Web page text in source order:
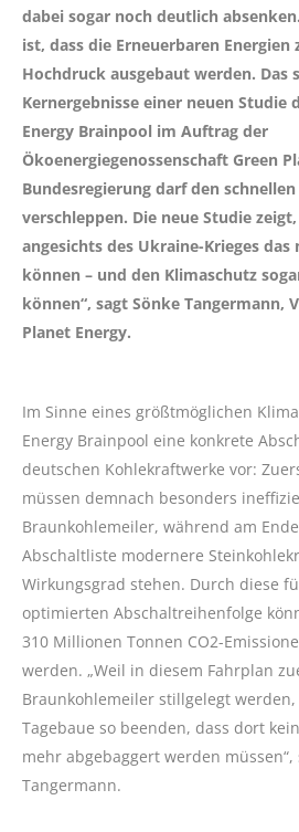
dabei sogar noch deutlich
ist, dass die Erneuerbaren Energien
Hochdruck ausgebaut werden. Das
Kernergebnisse einer neuen Studie
Energy Brainpool im Auftrag der
Ökoenergiegenossenschaft Green
Bundesregierung darf den
verschleppen. Die neue Studie
angesichts des Ukraine-Krieges
können – und den Klimaschutz
können“, sagt Sönke Tangermann,
Planet Energy.
Im Sinne eines größtmöglichen
Energy Brainpool eine konkrete
deutschen Kohlekraftwerke vor:
müssen demnach besonders
Braunkohlemeiler, während am
Abschaltliste modernere
Wirkungsgrad stehen. Durch diese
optimierten Abschaltreihenfolge
310 Millionen Tonnen CO2-
werden. „Weil in diesem Fahrplan
Braunkohlemeiler stillgelegt
Tagebaue so beenden, dass dort
mehr abgebaggert werden müssen“,
Tangermann.